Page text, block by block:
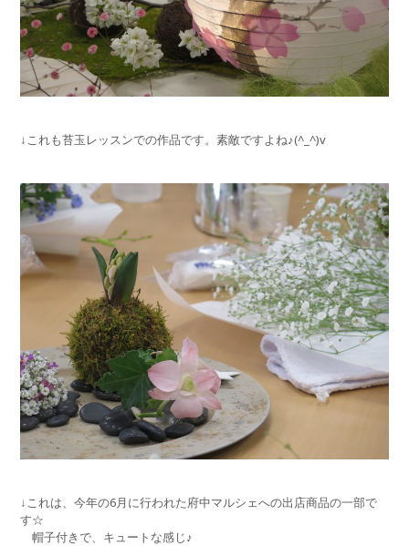
↓これも苔玉レッスンでの作品です。素敵ですよね♪(^_^)v
↓これは、今年の6月に行われた府中マルシェへの出店商品の一部で
す☆
帽子付きで、キュートな感じ♪